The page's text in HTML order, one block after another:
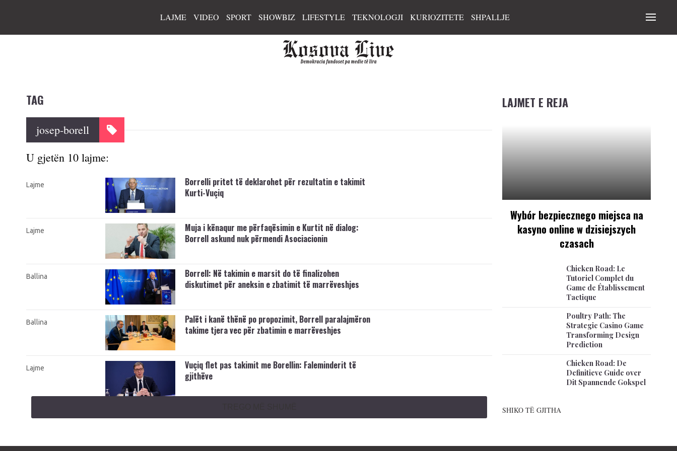
LAJME VIDEO SPORT SHOWBIZ LIFESTYLE TEKNOLOGJI KURIOZITETE SHPALLJE
TAG
josep-borell
U gjetën 10 lajme:
Lajme
Borrelli pritet të deklarohet për rezultatin e takimit
Kurti-Vuçiq
Lajme
Muja i kënaqur me përfaqësimin e Kurtit në dialog:
Borrell askund nuk përmendi Asociacionin
Ballina
Borrell: Në takimin e marsit do të finalizohen
diskutimet për aneksin e zbatimit të marrëveshjes
Ballina
Palët i kanë thënë po propozimit, Borrell paralajmëron
takime tjera vec për zbatimin e marrëveshjes
Lajme
Vuçiq flet pas takimit me Borellin: Faleminderit të
gjithëve
LAJMET E REJA
Wybór bezpiecznego miejsca na
kasyno online w dzisiejszych
czasach
Chicken Road: Le
Tutoriel Complet du
Game de Établissement
Tactique
Poultry Path: The
Strategic Casino Game
Transforming Design
Prediction
Chicken Road: De
Definitieve Guide over
Dit Spannende Gokspel
SHIKO TË GJITHA